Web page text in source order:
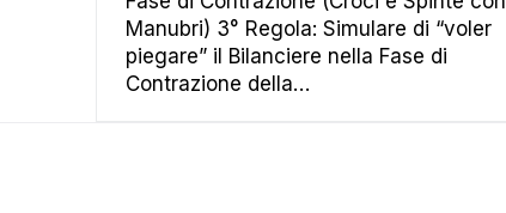
Manubri) 3° Regola: Simulare di “voler
piegare” il Bilanciere nella Fase di
Contrazione della…